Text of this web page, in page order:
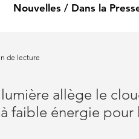
Nouvelles / Dans la
allège le
faible énergie pour
de lecture